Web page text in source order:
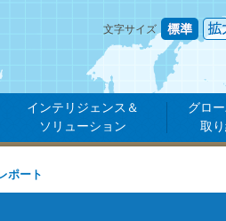
文字サイズ
インテリジェンス＆
ソリューション
グロ
取
ポート